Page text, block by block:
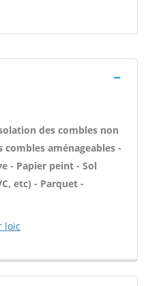
des combles non
aménageables -
- Papier peint - Sol
etc) - Parquet -
loic